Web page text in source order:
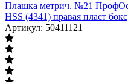
Плашка метрич. №21
HSS (4341) правая пласт бокс
Артикул: 50411121